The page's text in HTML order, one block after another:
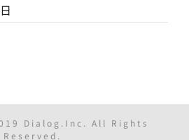
Dialog.Inc. All Rights
Reserved.